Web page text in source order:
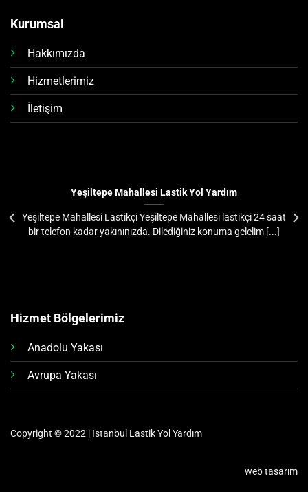
Kurumsal
Hakkımızda
Hizmetlerimiz
İletişim
Yeşiltepe Mahallesi Lastik Yol Yardım
Yeşiltepe Mahallesi Lastikçi Yeşiltepe Mahallesi lastikçi 24 saat
bir telefon kadar yakınınızda. Dilediğiniz konuma gelelim [...]
Hizmet Bölgelerimiz
Anadolu Yakası
Avrupa Yakası
Copyright © 2022 | İstanbul Lastik Yol Yardım
web tasarım